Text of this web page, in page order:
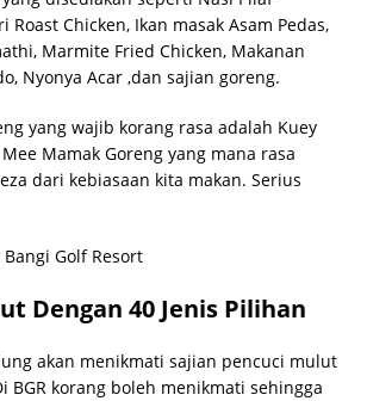
Roast Chicken, Ikan masak Asam Pedas,
Marmite Fried Chicken, Makanan
Nyonya Acar ,dan sajian goreng.
yang wajib korang rasa adalah Kuey
Mamak Goreng yang mana rasa
dari kebiasaan kita makan. Serius
Dengan 40 Jenis Pilihan
akan menikmati sajian pencuci mulut
BGR korang boleh menikmati sehingga